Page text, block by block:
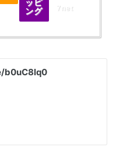
ッピ
ング
7net